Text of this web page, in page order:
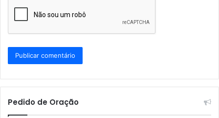
Pedido de Oração